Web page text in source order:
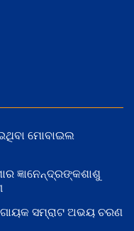
ମୋବାଇଲ
ଜ୍ଞାନେନ୍ଦ୍ରଙ୍କଶାଶୁ
ଗାୟକ ସମ୍ରାଟ ଅଭୟ ଚରଣ